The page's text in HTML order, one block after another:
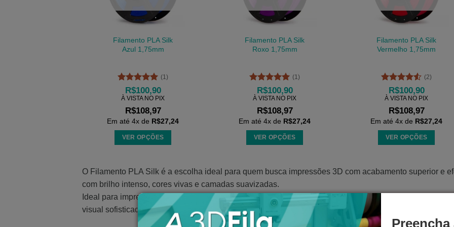
podem
ser
na
produto
podem
ser
na
produto
podem
ser
na
produto
Filamento PLA Silk
Azul 1,75mm
Avaliação5
de 5
(1)
R$100,90
À VISTA NO PIX
R$108,97
Em até 4x de R$27,24
VER OPÇÕES
tem
várias
variantes.
As
opções
Filamento PLA Silk
Roxo 1,75mm
Avaliação5
de 5
(1)
R$100,90
À VISTA NO PIX
R$108,97
Em até 4x de R$27,24
VER OPÇÕES
tem
várias
variantes.
As
opções
Filamento PLA Silk
Vermelho 1,75mm
Avaliação
4.5de 5
(2)
R$100,90
À VISTA NO PIX
R$108,97
Em até 4x de R$27,24
VER OPÇÕES
tem
opções
O Filamento PLA Silk é a escolha ideal para quem busca impressões 3D com acabamento superior e
com brilho intenso, cores vivas e camadas suavizadas.
Ideal para impressões decorativas, artísticas, protótipos visuais, peças de exibição. O PLA Silk une
visual sofisticado, elevando o nível dos seus projetos.